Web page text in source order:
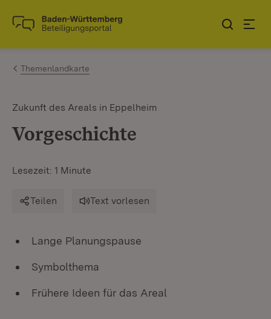
Zum Inhalt springen
Link zur Startseite
Themenlandkarte
Zukunft des Areals in Eppelheim
Vorgeschichte
Lesezeit: 1 Minute
Teilen Text vorlesen
Lange Planungspause
Symbolthema
Frühere Ideen für das Areal